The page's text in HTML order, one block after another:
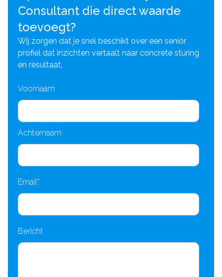
Consultant die direct waarde
toevoegt?
Wij zorgen dat je snel beschikt over een senior
profiel dat inzichten vertaalt naar concrete sturing
en resultaat.
Voornaam
Achternaam
Email*
Bericht